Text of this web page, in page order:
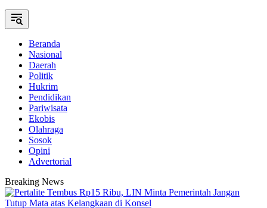
Beranda
Nasional
Daerah
Politik
Hukrim
Pendidikan
Pariwisata
Ekobis
Olahraga
Sosok
Opini
Advertorial
Breaking News